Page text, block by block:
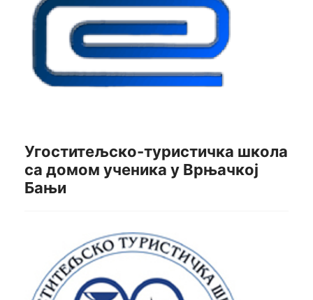
Угоститељско-туристичка школа
са домом ученика у Врњачкој
Бањи